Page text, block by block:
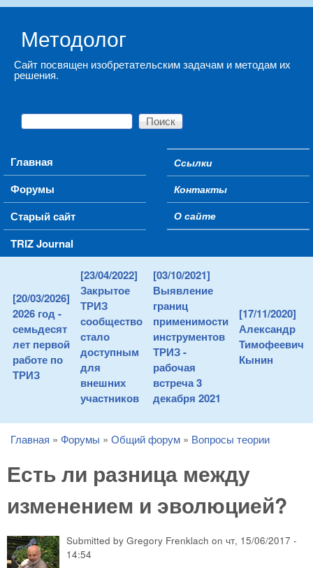
Методолог
Сайт посвящен изобретательским задачам и методам их
решения.
Форма поиска
Поиск
Main menu
Главная
Форумы
Старый сайт
TRIZ Journal
Secondary menu
Ссылки
Контакты
О сайте
[20/03/2026]
2026 год -
семьдесят
лет первой
работе по
ТРИЗ
[23/04/2022]
Закрытое
ТРИЗ
сообщество
стало
доступным
для
внешних
участников
[03/10/2021]
Выявление
границ
применимости
инструментов
ТРИЗ -
рабочая
встреча 3
декабря 2021
[17/11/2020]
Александр
Тимофеевич
Кынин
You are here
Главная » Форумы » Общий форум » Вопросы теории
Есть ли разница между
изменением и эволюцией?
Submitted by Gregory Frenklach on чт, 15/06/2017 -
14:54